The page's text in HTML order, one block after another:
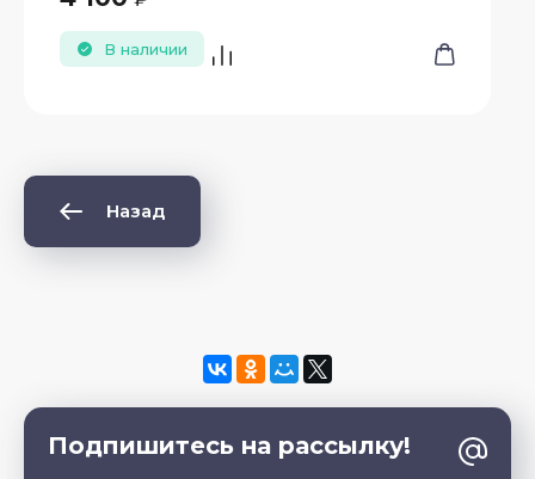
В наличии
Назад
Подпишитесь на рассылку!